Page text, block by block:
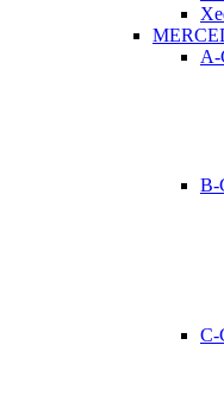
A-
B-
C-